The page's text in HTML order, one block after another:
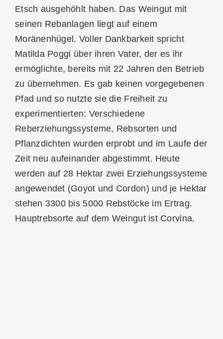
Etsch ausgehöhlt haben. Das Weingut mit
seinen Rebanlagen liegt auf einem
Moränenhügel. Voller Dankbarkeit spricht
Matilda Poggi über ihren Vater, der es ihr
ermöglichte, bereits mit 22 Jahren den Betrieb
zu übernehmen. Es gab keinen vorgegebenen
Pfad und so nutzte sie die Freiheit zu
experimentierten: Verschiedene
Reberziehungssysteme, Rebsorten und
Pflanzdichten wurden erprobt und im Laufe der
Zeit neu aufeinander abgestimmt. Heute
werden auf 28 Hektar zwei Erziehungssysteme
angewendet (Goyot und Cordon) und je Hektar
stehen 3300 bis 5000 Rebstöcke im Ertrag.
Hauptrebsorte auf dem Weingut ist Corvina.